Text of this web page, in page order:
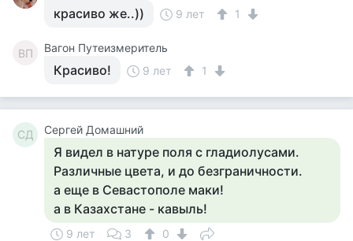
красиво же..)) 9 лет 1
ВП Вагон Путеизмеритель
Красиво! 9 лет 1
СД Сергей Домашний
Я видел в натуре поля с гладиолусами.
Различные цвета, и до безграничности.
а еще в Севастополе маки!
а в Казахстане - кавыль!
9 лет 3
0